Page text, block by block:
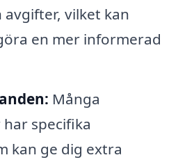
avgifter, vilket kan
en mer informerad
Många
specifika
kan ge dig extra